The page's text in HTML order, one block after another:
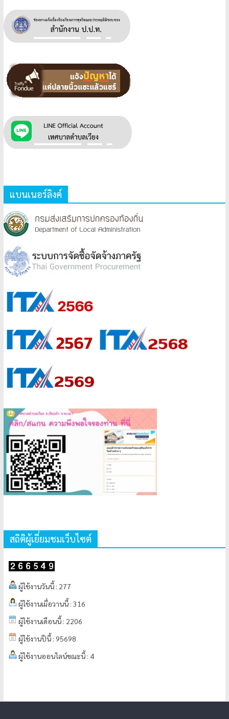
แบนเนอร์ลิงค์
สถิติผู้เยี่ยมชมเว็บไซต์
ผู้ใช้งานวันนี้ : 277
ผู้ใช้งานเมื่อวานนี้ : 316
ผู้ใช้งานเดือนนี้ : 2206
ผู้ใช้งานปีนี้ : 95698
ผู้ใช้งานออนไลน์ขณะนี้ : 4